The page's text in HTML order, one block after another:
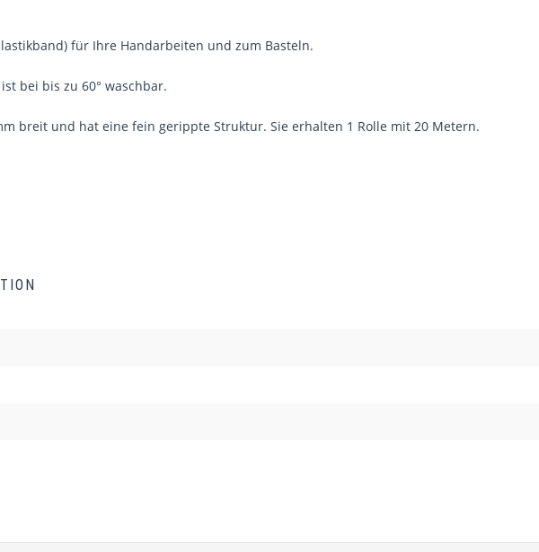
für Ihre Handarbeiten und zum Basteln.
bei bis zu 60° waschbar.
breit und hat eine fein gerippte Struktur. Sie erhalten 1 Rolle mit 20 Metern.